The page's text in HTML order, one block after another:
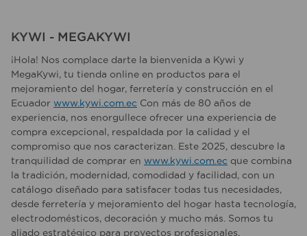
KYWI - MEGAKYWI
¡Hola! Nos complace darte la bienvenida a Kywi y
MegaKywi, tu tienda online en productos para el
mejoramiento del hogar, ferretería y construcción en el
Ecuador www.kywi.com.ec Con más de 80 años de
experiencia, nos enorgullece ofrecer una experiencia de
compra excepcional, respaldada por la calidad y el
compromiso que nos caracterizan. Este 2025, descubre la
tranquilidad de comprar en www.kywi.com.ec que combina
la tradición, modernidad, comodidad y facilidad, con un
catálogo diseñado para satisfacer todas tus necesidades,
desde ferretería y mejoramiento del hogar hasta tecnología,
electrodomésticos, decoración y mucho más. Somos tu
aliado estratégico para proyectos profesionales,